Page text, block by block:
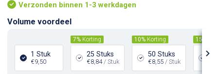
Verzonden binnen 1-3 werkdagen
Volume voordeel
1 Stuk
€9,50
7% Korting
25 Stuks
€8,84 / Stuk
10% Korting
50 Stuks
€8,55 / Stuk
15%